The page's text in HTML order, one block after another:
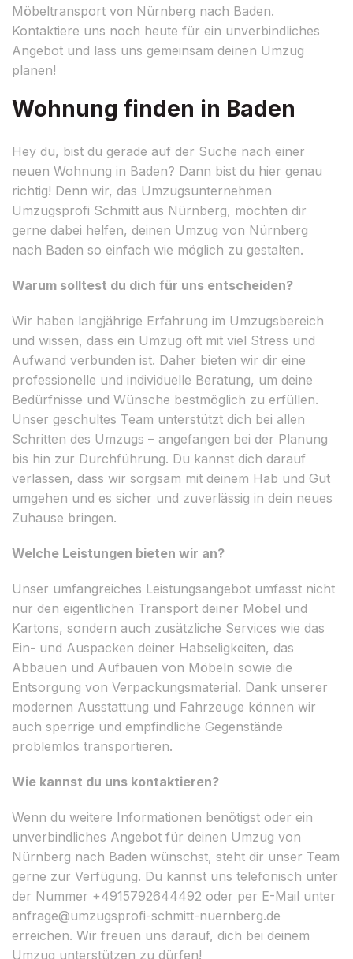
Möbeltransport von Nürnberg nach Baden.
Kontaktiere uns noch heute für ein unverbindliches
Angebot und lass uns gemeinsam deinen Umzug
planen!
Wohnung finden in Baden
Hey du, bist du gerade auf der Suche nach einer
neuen Wohnung in Baden? Dann bist du hier genau
richtig! Denn wir, das Umzugsunternehmen
Umzugsprofi Schmitt aus Nürnberg, möchten dir
gerne dabei helfen, deinen Umzug von Nürnberg
nach Baden so einfach wie möglich zu gestalten.
Warum solltest du dich für uns entscheiden?
Wir haben langjährige Erfahrung im Umzugsbereich
und wissen, dass ein Umzug oft mit viel Stress und
Aufwand verbunden ist. Daher bieten wir dir eine
professionelle und individuelle Beratung, um deine
Bedürfnisse und Wünsche bestmöglich zu erfüllen.
Unser geschultes Team unterstützt dich bei allen
Schritten des Umzugs – angefangen bei der Planung
bis hin zur Durchführung. Du kannst dich darauf
verlassen, dass wir sorgsam mit deinem Hab und Gut
umgehen und es sicher und zuverlässig in dein neues
Zuhause bringen.
Welche Leistungen bieten wir an?
Unser umfangreiches Leistungsangebot umfasst nicht
nur den eigentlichen Transport deiner Möbel und
Kartons, sondern auch zusätzliche Services wie das
Ein- und Auspacken deiner Habseligkeiten, das
Abbauen und Aufbauen von Möbeln sowie die
Entsorgung von Verpackungsmaterial. Dank unserer
modernen Ausstattung und Fahrzeuge können wir
auch sperrige und empfindliche Gegenstände
problemlos transportieren.
Wie kannst du uns kontaktieren?
Wenn du weitere Informationen benötigst oder ein
unverbindliches Angebot für deinen Umzug von
Nürnberg nach Baden wünschst, steht dir unser Team
gerne zur Verfügung. Du kannst uns telefonisch unter
der Nummer +4915792644492 oder per E-Mail unter
anfrage@umzugsprofi-schmitt-nuernberg.de
erreichen. Wir freuen uns darauf, dich bei deinem
Umzug unterstützen zu dürfen!